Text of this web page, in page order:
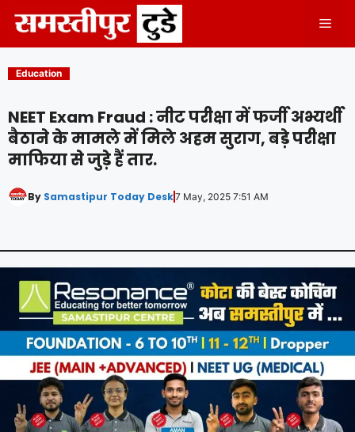
content
Education
NEET Exam Fraud : नीट परीक्षा में फर्जी अभ्यर्थी
बैठाने के मामले में मिले अहम सुराग, बड़े परीक्षा
माफिया से जुड़े हैं तार.
By Samastipur Today Desk7 May, 2025 7:51 AM